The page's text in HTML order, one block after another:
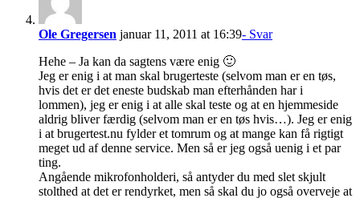
Ole Gregersen januar 11, 2011 at 16:39- Svar
Hehe – Ja kan da sagtens være enig 🙂
Jeg er enig i at man skal brugerteste (selvom man er en tøs,
hvis det er det eneste budskab man efterhånden har i
lommen), jeg er enig i at alle skal teste og at en hjemmeside
aldrig bliver færdig (selvom man er en tøs hvis…). Jeg er enig
i at brugertest.nu fylder et tomrum og at mange kan få rigtigt
meget ud af denne service. Men så er jeg også uenig i et par
ting.
Angående mikrofonholderi, så antyder du med slet skjult
stolthed at det er rendyrket, men så skal du jo også overveje at